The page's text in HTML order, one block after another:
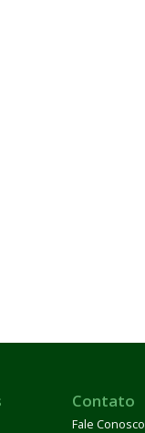
Contato
Fale Conosco